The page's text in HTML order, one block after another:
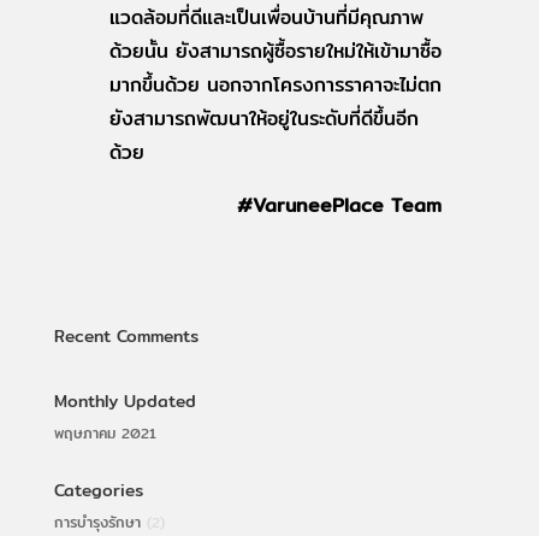
แวดล้อมที่ดีและเป็นเพื่อนบ้านที่มีคุณภาพ
ด้วยนั้น ยังสามารถผู้ซื้อรายใหม่ให้เข้ามาซื้อ
มากขึ้นด้วย นอกจากโครงการราคาจะไม่ตก
ยังสามารถพัฒนาให้อยู่ในระดับที่ดีขึ้นอีก
ด้วย
#VaruneePlace Team
Recent Comments
Monthly Updated
พฤษภาคม 2021
Categories
การบำรุงรักษา(2)